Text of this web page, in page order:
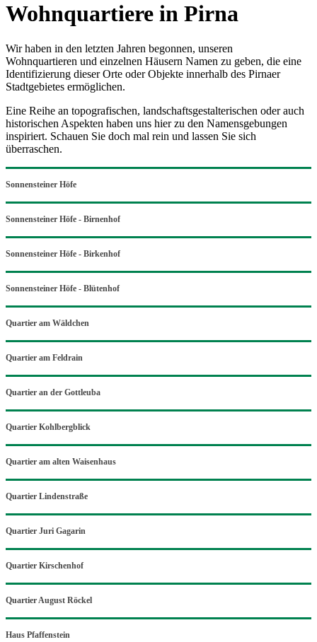
Wohnquartiere in Pirna
Wir haben in den letzten Jahren begonnen, unseren
Wohnquartieren und einzelnen Häusern Namen zu geben, die eine
Identifizierung dieser Orte oder Objekte innerhalb des Pirnaer
Stadtgebietes ermöglichen.
Eine Reihe an topografischen, landschaftsgestalterischen oder auch
historischen Aspekten haben uns hier zu den Namensgebungen
inspiriert. Schauen Sie doch mal rein und lassen Sie sich
überraschen.
Sonnensteiner Höfe
Sonnensteiner Höfe - Birnenhof
Sonnensteiner Höfe - Birkenhof
Sonnensteiner Höfe - Blütenhof
Quartier am Wäldchen
Quartier am Feldrain
Quartier an der Gottleuba
Quartier Kohlbergblick
Quartier am alten Waisenhaus
Quartier Lindenstraße
Quartier Juri Gagarin
Quartier Kirschenhof
Quartier August Röckel
Haus Pfaffenstein